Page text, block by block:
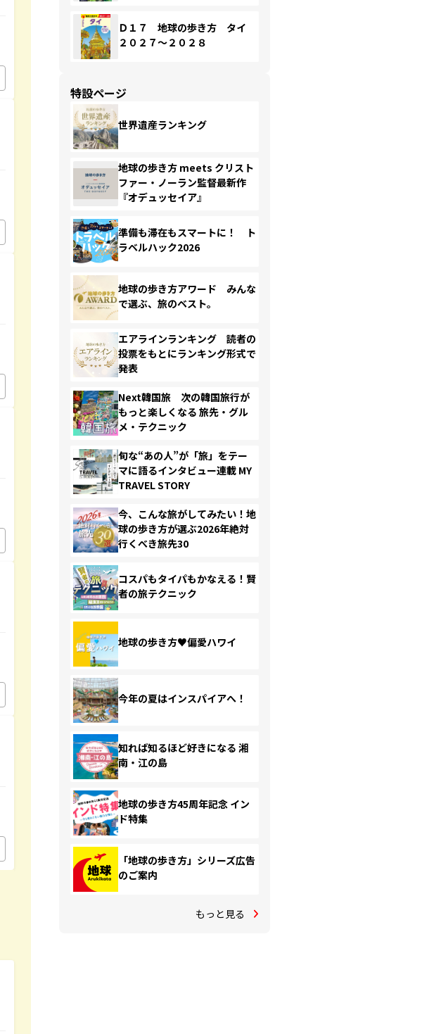
Ｄ１７ 地球の歩き方 タイ
２０２７～２０２８
特設ページ
世界遺産ランキング
地球の歩き方 meets クリスト
ファー・ノーラン監督最新作
『オデュッセイア』
準備も滞在もスマートに！ ト
ラベルハック2026
地球の歩き方アワード みんな
で選ぶ、旅のベスト。
エアラインランキング 読者の
投票をもとにランキング形式で
発表
Next韓国旅 次の韓国旅行が
もっと楽しくなる 旅先・グル
メ・テクニック
旬な“あの人”が「旅」をテー
マに語るインタビュー連載 MY
TRAVEL STORY
今、こんな旅がしてみたい！地
球の歩き方が選ぶ2026年絶対
行くべき旅先30
コスパもタイパもかなえる！賢
者の旅テクニック
地球の歩き方♥偏愛ハワイ
今年の夏はインスパイアへ！
知れば知るほど好きになる 湘
南・江の島
地球の歩き方45周年記念 イン
ド特集
「地球の歩き方」シリーズ広告
のご案内
もっと見る